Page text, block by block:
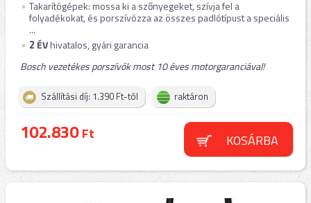
Takarítógépek: mossa ki a szőnyegeket, szívja fel a
folyadékokat, és porszívózza az összes padlótípust a speciális
...
2 ÉVhivatalos, gyári garancia
Bosch vezetékes porszívók most 10 éves motorgaranciával!
Szállítási díj: 1.390 Ft-tól raktáron
102.830Ft KOSÁRBA